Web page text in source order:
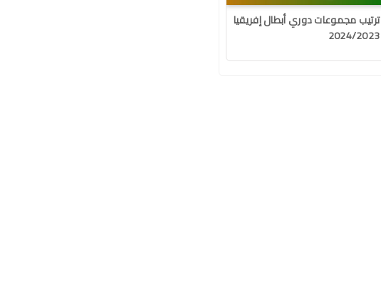
ترتيب مجموعات دوري أبطال إفريقيا
2024/2023